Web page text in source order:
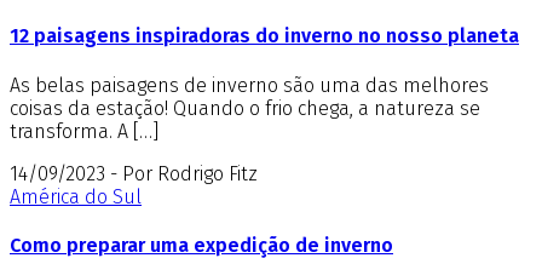
12 paisagens inspiradoras do inverno no nosso planeta
As belas paisagens de inverno são uma das melhores
coisas da estação! Quando o frio chega, a natureza se
transforma. A […]
14/09/2023 - Por Rodrigo Fitz
América do Sul
Como preparar uma expedição de inverno